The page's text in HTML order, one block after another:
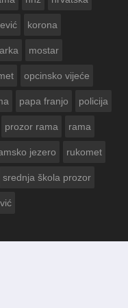
ZA
korona
mostar
opcinsko vijeće
papa franjo policija
prozor rama rama
jezero rukomet
srednja škola prozor